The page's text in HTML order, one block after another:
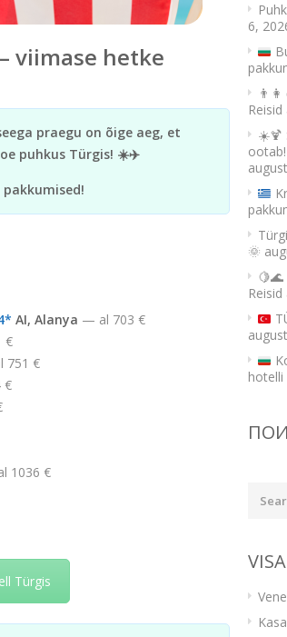
viimase hetke
praegu on õige aeg, et
puhkus Türgis! ☀️✈️
AI, Alanya — al 703 €
€
751 €
€
1036 €
Türgis
6,
Reisid
☀️🍹
🌞
Reisid
hotelli
VISA